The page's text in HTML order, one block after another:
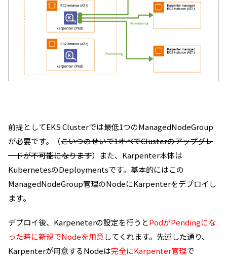
前提としてEKS Clusterでは最低1つのManagedNodeGroup
が必要です。（こいつのせいで1オペでClusterのアップグレ
ードが不可能になります）また、Karpenter本体は
KubernetesのDeploymentsです。基本的にはこの
ManagedNodeGroup管理のNodeにKarpenterをデプロイし
ます。
デプロイ後、Karpeneterの設定を行うとPodがPendingにな
った時に新規でNodeを用意してくれます。先述した通り、
Karpenterが用意するNodeは完全にKarpenter管理で